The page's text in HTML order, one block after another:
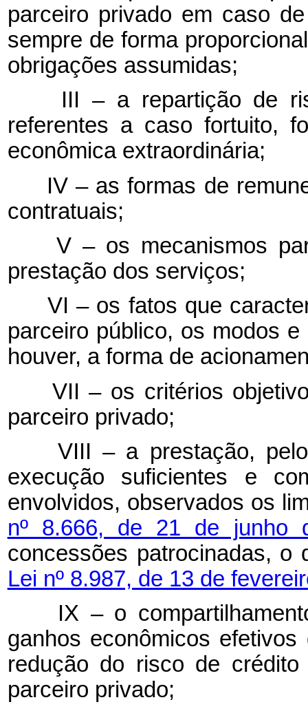
parceiro privado em caso
sempre de forma
obrigações assumidas;
III – a repartição de
referentes a caso fortuito,
econômica extraordinária;
IV – as formas de
contratuais;
V – os mecanismos
prestação dos serviços;
VI – os fatos que
parceiro público, os modos
houver, a forma de
VII – os critérios
parceiro privado;
VIII – a prestação, pelo
execução suficientes e
envolvidos, observados os
nº 8.666, de 21 de junho
concessões patrocinadas, o
Lei nº 8.987, de 13 de
IX – o
ganhos econômicos
redução do risco de
parceiro privado;